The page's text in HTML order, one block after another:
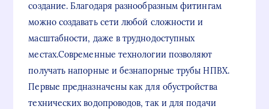
создание. Благодаря разнообразным фитингам
можно создавать сети любой сложности и
масштабности, даже в труднодоступных
местах.Современные технологии позволяют
получать напорные и безнапорные трубы НПВХ.
Первые предназначены как для обустройства
технических водопроводов, так и для подачи